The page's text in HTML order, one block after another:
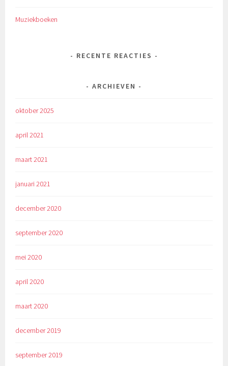
Muziekboeken
RECENTE REACTIES
ARCHIEVEN
oktober 2025
april 2021
maart 2021
januari 2021
december 2020
september 2020
mei 2020
april 2020
maart 2020
december 2019
september 2019